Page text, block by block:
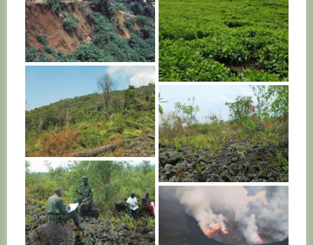
R. D. CONGO
R. D. CONGO
R. D. CONGO